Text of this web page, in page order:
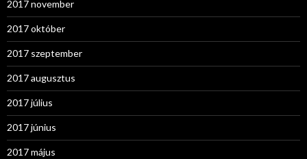
2017 november
2017 október
2017 szeptember
2017 augusztus
2017 július
2017 június
2017 május